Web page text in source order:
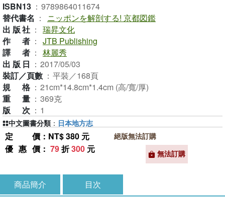
ISBN13 ： 9789864011674
替代書名 ：
ニッポンを解剖する! 京都図鑑
出版社 ： 瑞昇文化
作者 ： JTB Publishing
譯者 ： 林麗秀
出版日 ： 2017/05/03
裝訂／頁數 ： 平裝／168頁
規格 ： 21cm*14.8cm*1.4cm (高/寬/厚)
重量 ： 369克
版次 ： 1
定價 ：NT$ 380 元
優惠價 ： 79折300 元
絕版無法訂購
無法訂購
中文圖書分類 ： 日本地方志
商品簡介 目次